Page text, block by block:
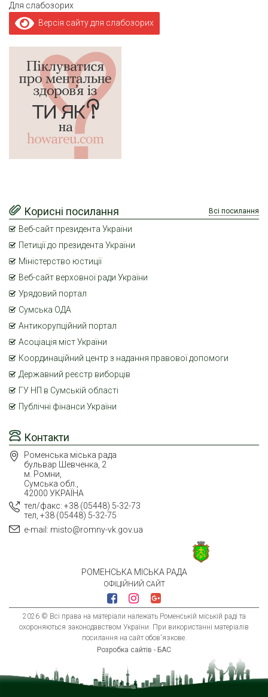
Для слабозорих
Версія сайту для слабозорих
РОМЕНСЬКА МІСЬКА РАДА
ОФІЦІЙНИЙ САЙТ
2026 © Всі права на матеріали належать Роменській міській раді та
охороняються законодавством України. При використанні матеріалів
посилання на сайт обов'язкове.
Розробка сайтів - БАС
Контакти
Роменська міська рада
бульвар Шевченка, 2
м. Ромни,
Сумська обл.,
42000 УКРАЇНА
тел/факс: +38 (05448) 5-32-73
тел, +38 (05448) 5-32-75
e-mail: misto@romny-vk.gov.ua
Корисні посилання Всі посилання
Веб-сайт президента України
Петиції до президента України
Міністерство юстиції
Веб-сайт верховної ради України
Урядовий портал
Сумська ОДА
Антикорупційний портал
Асоціація міст України
Координаційний центр з надання правової допомоги
Державний реєстр виборців
ГУ НП в Сумській області
Публічні фінанси України